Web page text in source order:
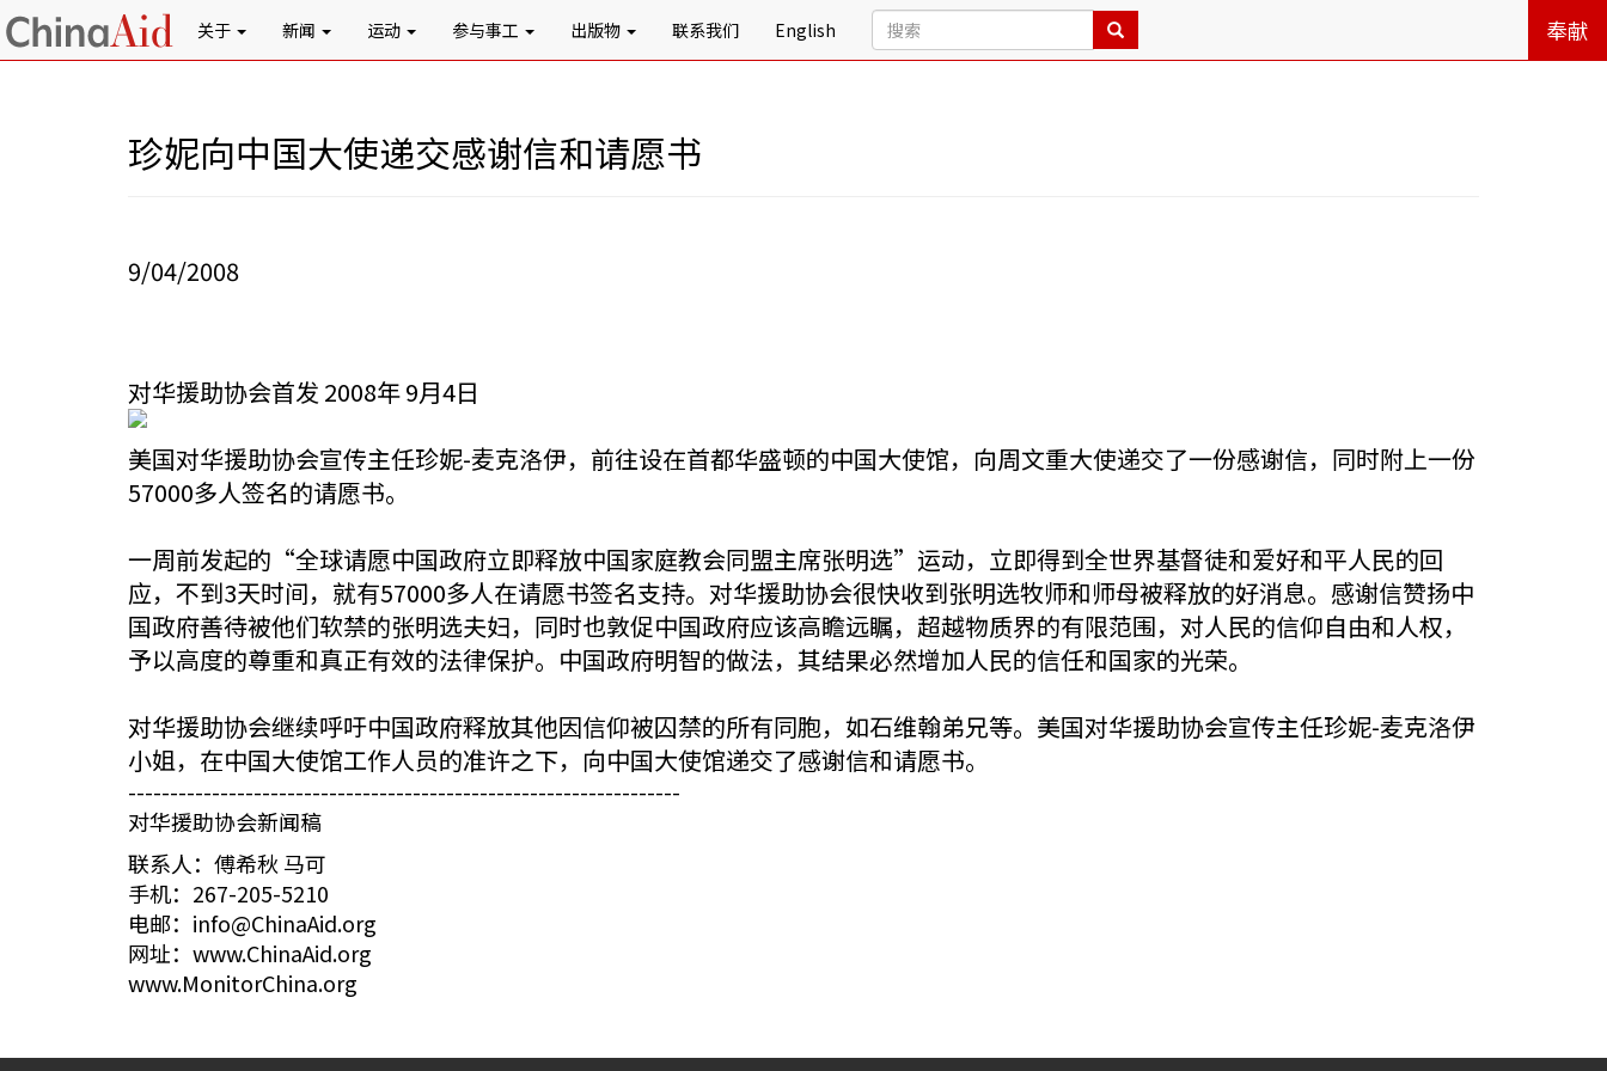
关于 新闻 运动 参与事工 出版物 联系我们 English 奉献
珍妮向中国大使递交感谢信和请愿书
9/04/2008
对华援助协会首发 2008年 9月4日
美国对华援助协会宣传主任珍妮-麦克洛伊，前往设在首都华盛顿的中国大使馆，向周文重大使递交了一份感谢信，同时附上一份
57000多人签名的请愿书。
一周前发起的“全球请愿中国政府立即释放中国家庭教会同盟主席张明选”运动，立即得到全世界基督徒和爱好和平人民的回
应，不到3天时间，就有57000多人在请愿书签名支持。对华援助协会很快收到张明选牧师和师母被释放的好消息。感谢信赞扬中
国政府善待被他们软禁的张明选夫妇，同时也敦促中国政府应该高瞻远瞩，超越物质界的有限范围，对人民的信仰自由和人权，
予以高度的尊重和真正有效的法律保护。中国政府明智的做法，其结果必然增加人民的信任和国家的光荣。
对华援助协会继续呼吁中国政府释放其他因信仰被囚禁的所有同胞，如石维翰弟兄等。美国对华援助协会宣传主任珍妮-麦克洛伊
小姐，在中国大使馆工作人员的准许之下，向中国大使馆递交了感谢信和请愿书。
------------------------------------------------------------------
对华援助协会新闻稿
联系人：傅希秋 马可
手机：267-205-5210
电邮：info@ChinaAid.org
网址：www.ChinaAid.org
www.MonitorChina.org